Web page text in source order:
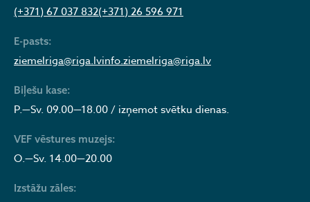
(+371) 67 037 832(+371) 26 596 971
E-pasts:
ziemelriga@riga.lvinfo.ziemelriga@riga.lv
Biļešu kase:
P.—Sv. 09.00—18.00 / izņemot svētku dienas.
VEF vēstures muzejs:
O.—Sv. 14.00—20.00
Izstāžu zāles: